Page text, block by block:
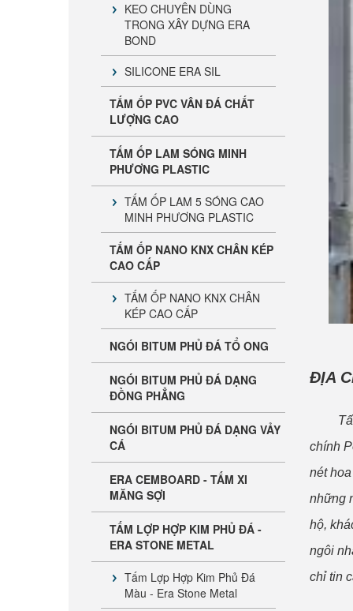
ĐỊA
chính
nét
những
hộ,
ngôi
chỉ tin
KEO CHUYÊN DÙNG
TRONG XÂY DỰNG ERA
BOND
SILICONE ERA SIL
TẤM ỐP PVC VÂN ĐÁ CHẤT
LƯỢNG CAO
TẤM ỐP LAM SÓNG MINH
PHƯƠNG PLASTIC
TẤM ỐP LAM 5 SÓNG CAO
MINH PHƯƠNG PLASTIC
TẤM ỐP NANO KNX CHÂN KÉP
CAO CẤP
TẤM ỐP NANO KNX CHÂN
KÉP CAO CẤP
NGÓI BITUM PHỦ ĐÁ TỔ ONG
NGÓI BITUM PHỦ ĐÁ DẠNG
ĐỒNG PHẲNG
NGÓI BITUM PHỦ ĐÁ DẠNG VẢY
CÁ
ERA CEMBOARD - TẤM XI
MĂNG SỢI
TẤM LỢP HỢP KIM PHỦ ĐÁ -
ERA STONE METAL
Tấm Lợp Hợp Kim Phủ Đá
Màu - Era Stone Metal
Tấm Cemboard ERA Chính Hãng
| Báo Giá & Phân Phối Toàn Quốc